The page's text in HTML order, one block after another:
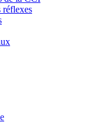
réflexes